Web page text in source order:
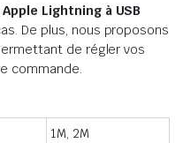
Lightning à USB
De plus, nous proposons
de régler vos
commande.
1M, 2M